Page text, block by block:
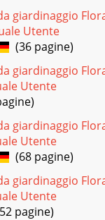
en
bei Regen und
und robuste, lange
Benutzen Sie das
giardinaggio
Utente
(36 pagine)
giardinaggio
Utente
giardinaggio
Utente
(68 pagine)
giardinaggio
Utente
pagine)